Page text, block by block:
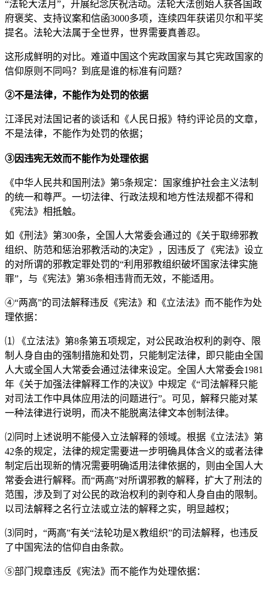
“法轮大法月”，开展纪念庆祝活动。法轮大法创始人获各国政
府褒奖、支持议案和信函3000多项，连续四年获诺贝尔和平奖
提名。法轮大法属于全世界，世界需要真善忍。
这形成鲜明的对比。难道中国这个宪政国家与其它宪政国家的
信仰原则不同吗？到底是谁的标准有问题？
②不是法律，不能作为处罚的依据
江泽民对法国记者的谈话和《人民日报》特约评论员的文章，
不是法律，不能作为处罚的依据；
③因违宪无效而不能作为处理依据
《中华人民共和国刑法》第5条规定：国家维护社会主义法制
的统一和尊严。一切法律、行政法规和地方性法规都不得和
《宪法》相抵触。
如《刑法》第300条，全国人大常委会通过的《关于取缔邪教
组织、防范和惩治邪教活动的决定》，因违反了《宪法》设立
的对所谓的邪教定罪处罚的“利用邪教组织破坏国家法律实施
罪”，与《宪法》第36条相违背而无效，不能适用。
④“两高”的司法解释违反《宪法》和《立法法》而不能作为处
理依据：
⑴ 《立法法》第8条第五项规定，对公民政治权利的剥夺、限
制人身自由的强制措施和处罚，只能制定法律，即只能由全国
人大或全国人大常委会通过法律来设定。全国人大常委会1981
年《关于加强法律解释工作的决议》中规定《“司法解释只能
对司法工作中具体应用法的问题进行”。可见，解释只能对某
一种法律进行说明，而决不能脱离法律文本创制法律。
⑵同时上述说明不能侵入立法解释的领域。根据《立法法》第
42条的规定，法律的规定需要进一步明确具体含义的或者法律
制定后出现新的情况需要明确适用法律依据的，则由全国人大
常委会进行解释。而“两高”对所谓邪教的解释，扩大了刑法的
范围，涉及到了对公民的政治权利的剥夺和人身自由的限制。
以司法解释之名行立法或立法的解释之实，明显越权；
⑶同时，“两高”有关“法轮功是X教组织”的司法解释，也违反
了中国宪法的信仰自由条款。
⑤部门规章违反《宪法》而不能作为处理依据：